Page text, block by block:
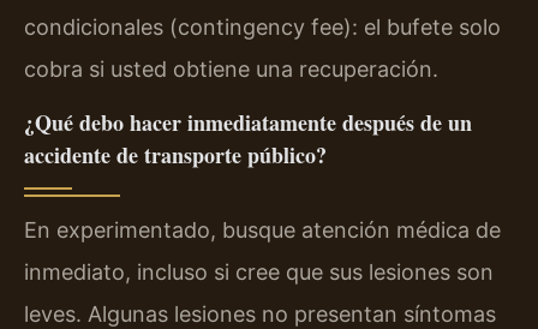
condicionales (contingency fee): el bufete solo
cobra si usted obtiene una recuperación.
¿Qué debo hacer inmediatamente después de un
accidente de transporte público?
En experimentado, busque atención médica de
inmediato, incluso si cree que sus lesiones son
leves. Algunas lesiones no presentan síntomas